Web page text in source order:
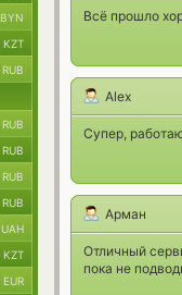
Всё прошло
Alex
Супер,
Арман
Отличный
пока не
BYN
KZT
RUB
RUB
RUB
RUB
RUB
UAH
KZT
EUR